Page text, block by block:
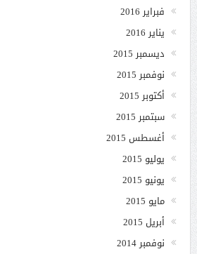
فبراير 2016
يناير 2016
ديسمبر 2015
نوفمبر 2015
أكتوبر 2015
سبتمبر 2015
أغسطس 2015
يوليو 2015
يونيو 2015
مايو 2015
أبريل 2015
نوفمبر 2014